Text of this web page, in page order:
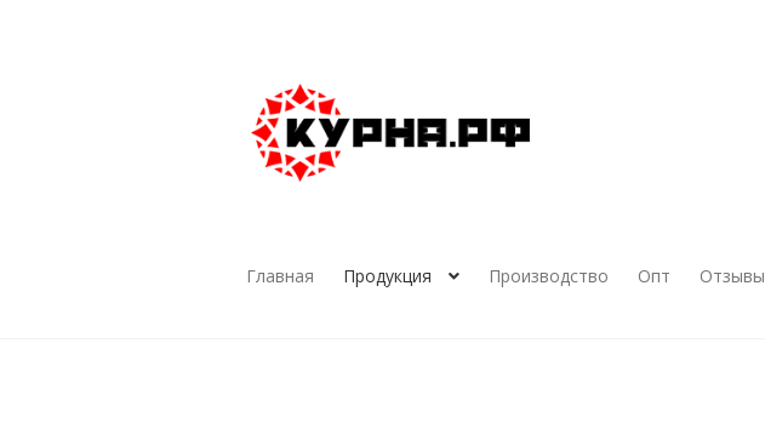
Перейти
к
навигации
Перейти
к
содержимому
Главная Продукция Производство Опт Отзывы